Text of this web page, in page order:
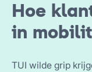
Hoe
in
TUI wilde grip